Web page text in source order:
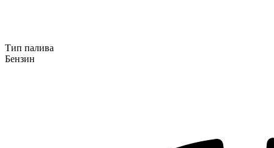
Тип палива
Бензин